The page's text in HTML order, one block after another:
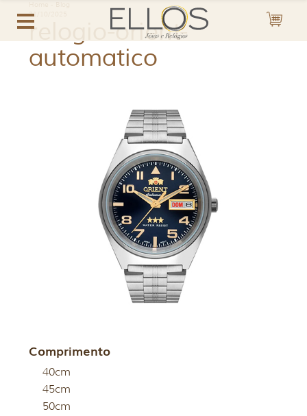
21/10/2025
relogio-orient-
automatico
Comprimento
40cm
45cm
50cm